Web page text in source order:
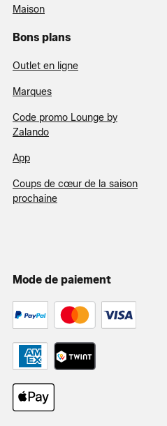
Maison
Bons plans
Outlet en ligne
Marques
Code promo Lounge by
Zalando
App
Coups de cœur de la saison
prochaine
Mode de paiement